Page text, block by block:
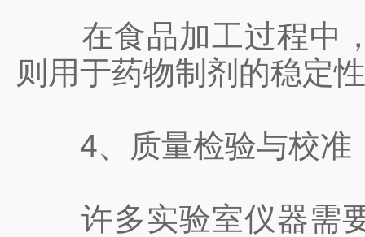
在食品加工过程中，
则用于药物制剂的稳定
4、质量检验与校准
许多实验室仪器需要